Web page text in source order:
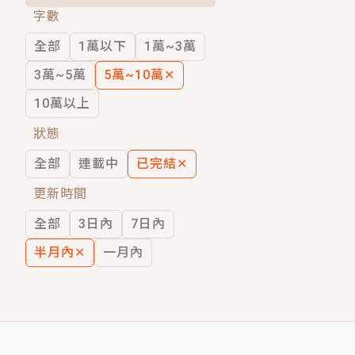
穿越｜《穿越遠古後成了野人娘子》你
字數
全部
1萬以下
1萬~3萬
3萬~5萬
5萬~10萬 ✕
10萬以上
狀態
全部
連載中 已完結✕
更新時間
全部
3日內
7日內
半月內 ✕ 一月內